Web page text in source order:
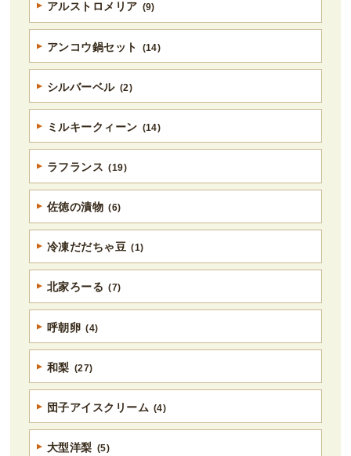
アルストロメリア (9)
アンコウ鍋セット (14)
シルバーベル (2)
ミルキークィーン (14)
ラフランス (19)
佐徳の漬物 (6)
冷凍だだちゃ豆 (1)
北家ろーる (7)
呼朝卵 (4)
和梨 (27)
団子アイスクリーム (4)
大型洋梨 (5)